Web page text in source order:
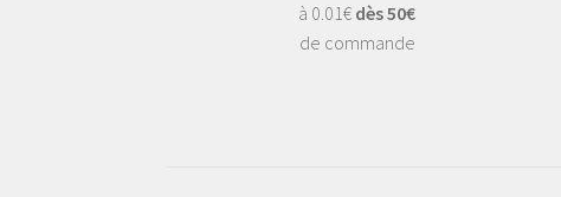
à 0.01€ dès 50€
de commande